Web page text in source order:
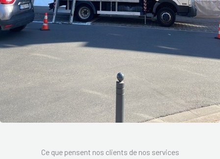
Ce que pensent nos clients de nos services